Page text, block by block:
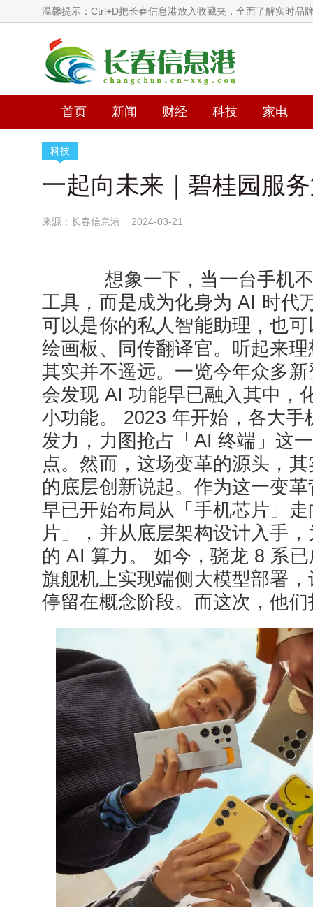
温馨提示：Ctrl+D把长春信息港放入收藏夹，全面了解实时品
首页 新闻 财经 科技 家电
科技
一起向未来｜碧桂园服
来源：长春信息港 2024-03-21
想象一下，当一台手机不
工具，而是成为化身为 AI 时代
可以是你的私人智能助理，也
绘画板、同传翻译官。听起来
其实并不遥远。一览今年众多
会发现 AI 功能早已融入其中，
小功能。 2023 年开始，各大
发力，力图抢占「AI 终端」这
点。然而，这场变革的源头，
的底层创新说起。作为这一变
早已开始布局从「手机芯片」
片」，并从底层架构设计入手
的 AI 算力。 如今，骁龙 8 系
旗舰机上实现端侧大模型部署
停留在概念阶段。而这次，他